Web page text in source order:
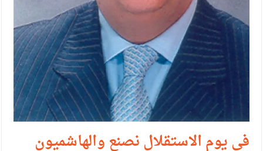
الملك يتلقى اتصالا هاتفيا من العاهل البحريني
القاضي محمود أحمد فريحات.. مبارك ومزيدا من التوفيق
في يوم الاستقلال نصنع والهاشميون